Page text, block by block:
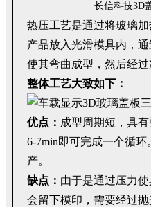
长信科技3D
热压工艺是通过将玻璃
产品放入光滑模具内，
使其弯曲成型，然后经过
整体工艺大致如下：
优点： 成型周期短，具
6-7min即可完成一个循
产。
缺点： 由于是通过压力
会留下模印，需要经过抛